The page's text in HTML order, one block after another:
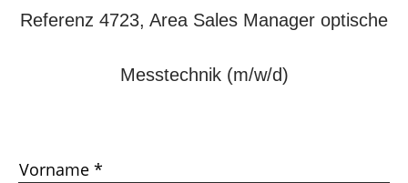
Referenz 4723, Area Sales Manager optische
Messtechnik (m/w/d)
Vorname *